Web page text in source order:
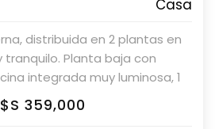
Casa
distribuida en 2 plantas en
Planta baja con
integrada muy luminosa, 1
baño social. Planta alta 2
Parque con piscina
359,000